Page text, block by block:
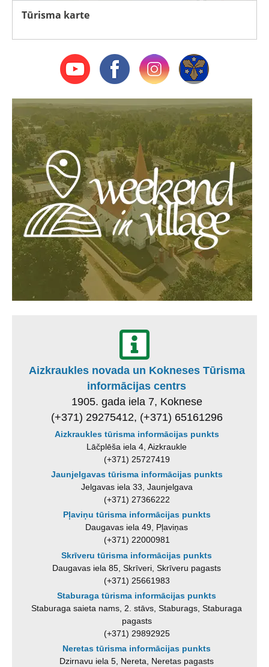
Tūrisma karte
Aizkraukles novada un Kokneses Tūrisma
informācijas centrs
1905. gada iela 7, Koknese
(+371) 29275412, (+371) 65161296
Aizkraukles tūrisma informācijas punkts
Lāčplēša iela 4, Aizkraukle
(+371) 25727419
Jaunjelgavas tūrisma informācijas punkts
Jelgavas iela 33, Jaunjelgava
(+371) 27366222
Pļaviņu tūrisma informācijas punkts
Daugavas iela 49, Pļaviņas
(+371) 22000981
Skrīveru tūrisma informācijas punkts
Daugavas iela 85, Skrīveri, Skrīveru pagasts
(+371) 25661983
Staburaga tūrisma informācijas punkts
Staburaga saieta nams, 2. stāvs, Staburags, Staburaga
pagasts
(+371) 29892925
Neretas tūrisma informācijas punkts
Dzirnavu iela 5, Nereta, Neretas pagasts